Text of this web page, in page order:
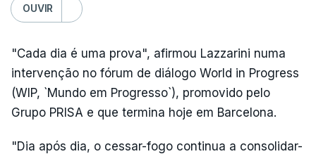
OUVIR
"Cada dia é uma prova", afirmou Lazzarini numa
intervenção no fórum de diálogo World in Progress
(WIP, `Mundo em Progresso`), promovido pelo
Grupo PRISA e que termina hoje em Barcelona.
"Dia após dia, o cessar-fogo continua a consolidar-